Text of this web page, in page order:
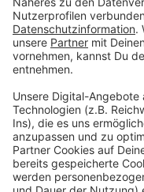
Nach Tod von
Leverkusen
Europaring nach
Anzeige